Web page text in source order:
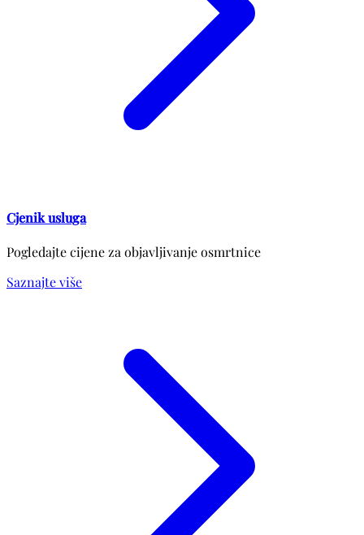
Cjenik usluga
Pogledajte cijene za objavljivanje osmrtnice
Saznajte više